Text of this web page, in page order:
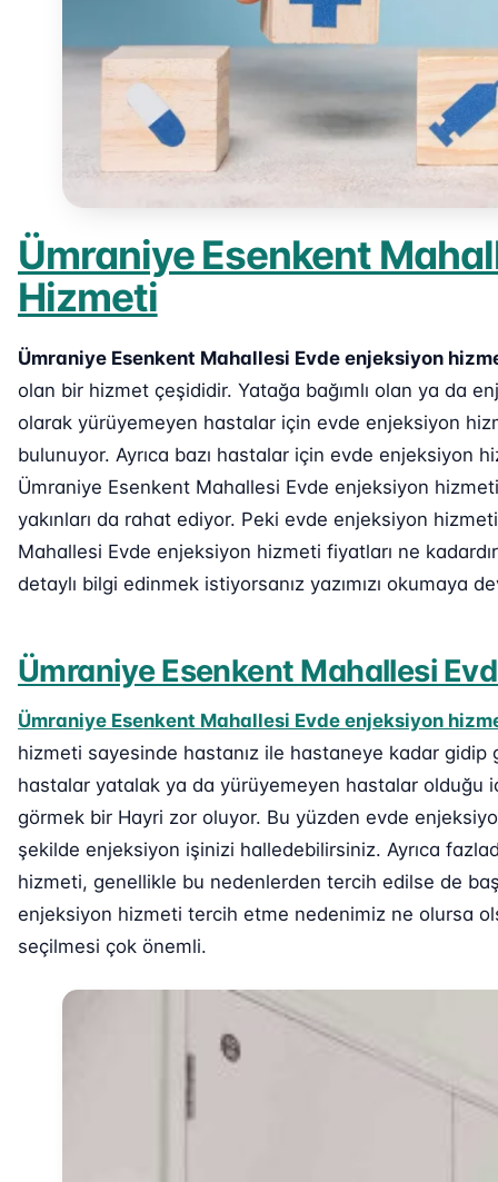
Ümraniye Esenkent
Hizmeti
Ümraniye Esenkent Mahallesi Evde enjeksiyon
olan bir hizmet çeşididir. Yatağa bağımlı olan ya da
olarak yürüyemeyen hastalar için evde enjeksiyon
bulunuyor. Ayrıca bazı hastalar için evde enjeksiyon
Ümraniye Esenkent Mahallesi Evde enjeksiyon
yakınları da rahat ediyor. Peki evde enjeksiyon
Mahallesi Evde enjeksiyon hizmeti fiyatları ne
detaylı bilgi edinmek istiyorsanız yazımızı okumaya
Ümraniye Esenkent Mahallesi
Ümraniye Esenkent Mahallesi Evde enjeksiyon
hizmeti sayesinde hastanız ile hastaneye kadar gidip
hastalar yatalak ya da yürüyemeyen hastalar olduğu
görmek bir Hayri zor oluyor. Bu yüzden evde
şekilde enjeksiyon işinizi halledebilirsiniz. Ayrıca
hizmeti, genellikle bu nedenlerden tercih edilse de
enjeksiyon hizmeti tercih etme nedenimiz ne olursa
seçilmesi çok önemli.